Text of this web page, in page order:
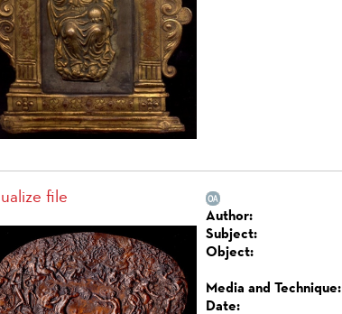
file
Author:
Subject:
Object:
Media and Technique:
Date: